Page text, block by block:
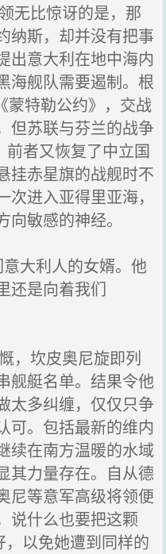
无比惊讶的是，那
纳斯，却并没有把事
出意大利在地中海内
海舰队需要遏制。根
蒙特勒公约》，交战
但苏联与芬兰的战争
者又恢复了中立国
挂赤星旗的战舰时不
进入亚得里亚海，
敏感的神经。
大利人的女婿。他
还是向着我们
，坎皮奥尼旋即列
舰艇名单。结果令他
太多纠缠，仅仅只争
可。包括最新的维内
续在南方温暖的水域
其力量存在。自从德
尼等意军高级将领便
说什么也要把这颗
，以免她遭到同样的